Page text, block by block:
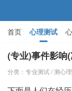
首页 心理测试
(专业)事件影响
分类： 专业测试 /测心理